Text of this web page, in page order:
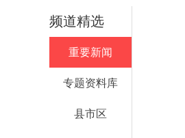
频道精选
重要新闻
专题资料库
县市区